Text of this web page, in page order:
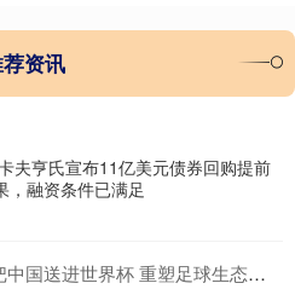
资讯
夫亨氏宣布11亿美元债券回购提前
，融资条件已满足
国送进世界杯 重塑足球生态根基